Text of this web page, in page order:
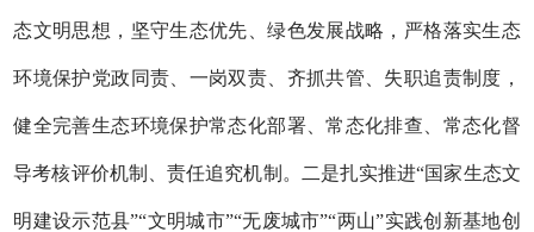
态文明思想，坚守生态优先、绿色发展战略，严格落实生态
环境保护党政同责、一岗双责、齐抓共管、失职追责制度，
健全完善生态环境保护常态化部署、常态化排查、常态化督
导考核评价机制、责任追究机制。二是扎实推进“国家生态文
明建设示范县”“文明城市”“无废城市”“两山”实践创新基地创